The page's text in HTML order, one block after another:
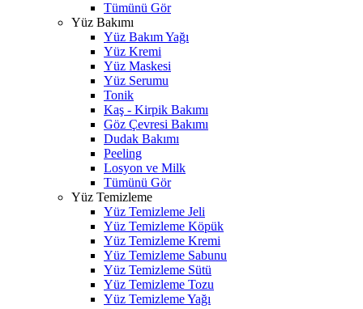
Tümünü Gör
Yüz Bakımı
Yüz Bakım Yağı
Yüz Kremi
Yüz Maskesi
Yüz Serumu
Tonik
Kaş - Kirpik Bakımı
Göz Çevresi Bakımı
Dudak Bakımı
Peeling
Losyon ve Milk
Tümünü Gör
Yüz Temizleme
Yüz Temizleme Jeli
Yüz Temizleme Köpük
Yüz Temizleme Kremi
Yüz Temizleme Sabunu
Yüz Temizleme Sütü
Yüz Temizleme Tozu
Yüz Temizleme Yağı